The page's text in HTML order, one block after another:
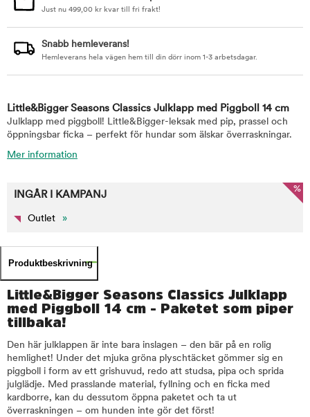
Just nu 499,00 kr kvar till fri frakt!
Snabb hemleverans!
Hemleverans hela vägen hem till din dörr inom 1-3 arbetsdagar.
Little&Bigger Seasons Classics Julklapp med Piggboll 14 cm
Julklapp med piggboll! Little&Bigger-leksak med pip, prassel och
öppningsbar ficka – perfekt för hundar som älskar överraskningar.
Mer information
%
INGÅR I KAMPANJ
Outlet »
Produktbeskrivning
Little&Bigger Seasons Classics Julklapp
med Piggboll 14 cm - Paketet som piper
tillbaka!
Den här julklappen är inte bara inslagen – den bär på en rolig
hemlighet! Under det mjuka gröna plyschtäcket gömmer sig en
piggboll i form av ett grishuvud, redo att studsa, pipa och sprida
julglädje. Med prasslande material, fyllning och en ficka med
kardborre, kan du dessutom öppna paketet och ta ut
överraskningen – om hunden inte gör det först!